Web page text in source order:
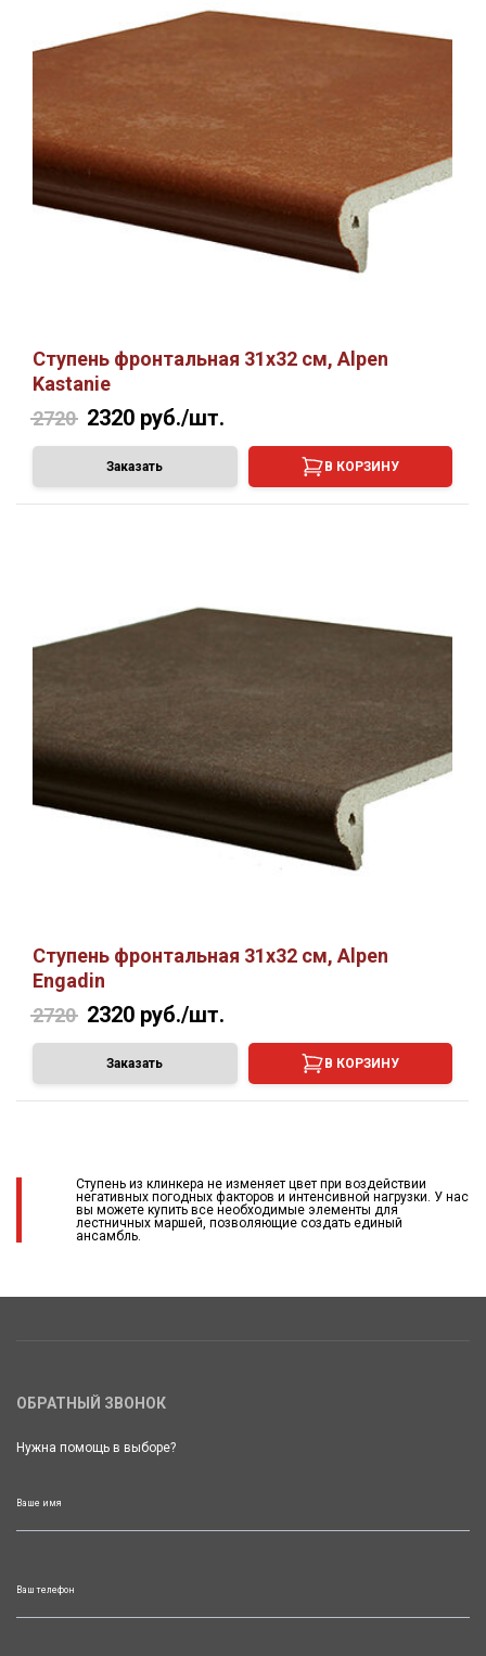
Ступень фронтальная 31х32 см, Alpen
Kastanie
2720 2320 руб./шт.
Заказать В КОРЗИНУ
Ступень фронтальная 31х32 см, Alpen
Engadin
2720 2320 руб./шт.
Заказать В КОРЗИНУ
Ступень из клинкера не изменяет цвет при воздействии
негативных погодных факторов и интенсивной нагрузки. У нас
вы можете купить все необходимые элементы для
лестничных маршей, позволяющие создать единый
ансамбль.
ОБРАТНЫЙ ЗВОНОК
Нужна помощь в выборе?
Ваше имя
Ваш телефон